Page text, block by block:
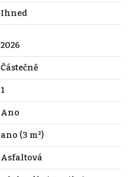
Ihned
2026
Částečně
1
Ano
ano (3 m²)
Asfaltová